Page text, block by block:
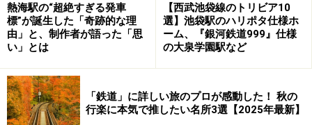
個室寝台の種類と料金について詳しくはこちらをご覧く
ださい。
寝台車の種類
３）開放型寝台
熱海駅の“超絶すぎる発車
標”が誕生した「奇跡的な理
由」と、制作者が語った「思
い」とは
【西武池袋線のトリビア10
選】池袋駅のハリポタ仕様ホ
ーム、『銀河鉄道999』仕様
の大泉学園駅など
「鉄道」に詳しい旅のプロが感動した！ 秋の
行楽に本気で推したい名所3選【2025年最新】